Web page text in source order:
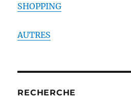
SHOPPING
AUTRES
RECHERCHE